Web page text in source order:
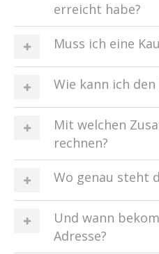
erreicht habe?
Muss ich eine
Wie kann ich
Mit welchen
rechnen?
Wo genau steht
Und wann
Adresse?